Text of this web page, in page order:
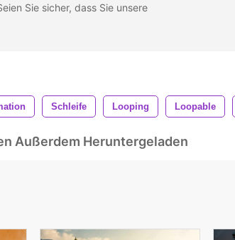
Sie sicher, dass Sie unsere
Schleife Looping Loopable
Außerdem Heruntergeladen